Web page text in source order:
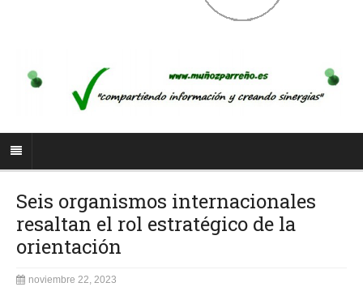
Seis organismos internacionales
resaltan el rol estratégico de la
orientación
noviembre 22, 2023